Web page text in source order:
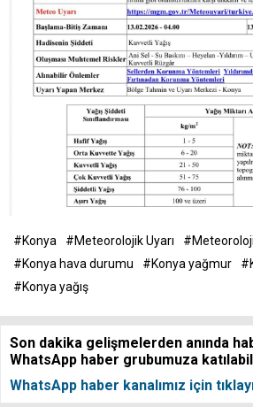
#Konya #Meteorolojik Uyarı
#Meteoroloji
#Konya hava durumu
#Konya yağmur
#Konya yağış
Son dakika gelişmelerden anında
WhatsApp haber grubumuza
WhatsApp haber kanalımız için